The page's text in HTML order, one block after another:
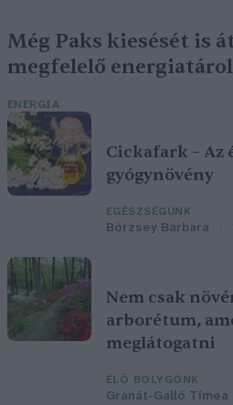
Még Paks kiesését is
megfelelő
ENERGIA
Cickafark – Az
gyógynövény
EGÉSZSÉGÜNK
Börzsey Barbara
Nem csak
arborétum,
meglátogatni
ÉLŐ BOLYGÓNK
Granát-Galló Tímea